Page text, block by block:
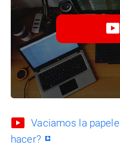
Vaciamos la
hacer?